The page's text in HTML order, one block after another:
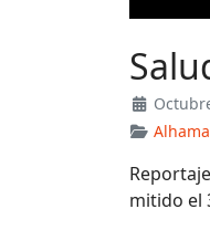
mitido el